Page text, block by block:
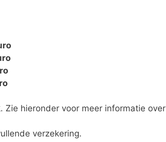
Zie hieronder voor meer informatie over
verzekering.